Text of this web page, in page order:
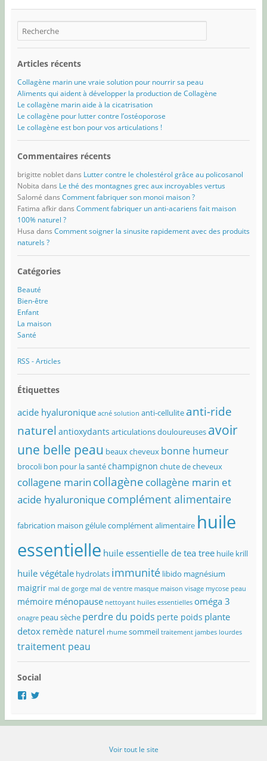
Articles récents
Collagène marin une vraie solution pour nourrir sa peau
Aliments qui aident à développer la production de Collagène
Le collagène marin aide à la cicatrisation
Le collagène pour lutter contre l’ostéoporose
Le collagène est bon pour vos articulations !
Commentaires récents
brigitte nobletdans Lutter contre le cholestérol grâce au policosanol
Nobita dans Le thé des montagnes grec aux incroyables vertus
Salomé dans Comment fabriquer son monoï maison ?
Fatima afkirdans Comment fabriquer un anti-acariens fait maison
100% naturel ?
Husa dans Comment soigner la sinusite rapidement avec des produits
naturels ?
Catégories
Beauté
Bien-être
Enfant
La maison
Santé
RSS - Articles
Étiquettes
acide hyaluronique acné solution anti-cellulite anti-ride
naturel antioxydants articulations douloureuses avoir
une belle peau beaux cheveux bonne humeur
brocoli bon pour la santé champignon chute de cheveux
collagene marin collagène collagène marin et
acide hyaluronique complément alimentaire
fabrication maison gélule complément alimentaire huile
essentielle huile essentielle de tea tree huile krill
huile végétale hydrolats immunité libido magnésium
maigrir mal de gorge mal de ventre masque maison visage mycose peau
mémoire ménopause nettoyant huiles essentielles oméga 3
onagre peau sèche perdre du poids perte poids plante
detox remède naturel rhume sommeil traitement jambes lourdes
traitement peau
Social
Voir
de
Voir
de
Voir tout le site